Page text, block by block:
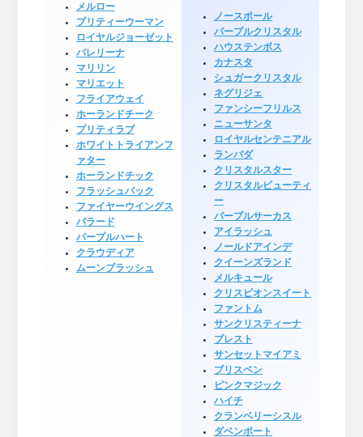
メルロー
プリティーウーマン
ロイヤルジョーゼット
バレリーナ
マリリン
マリエット
フライアウェイ
ホーランドチーク
プリティラブ
ホワイトトライアンフ
ァター
ホーランドチック
フラッシュバック
ファイヤーウイングス
バラード
パープルハート
クラウディア
ムーンブラッシュ
ノースポール
パープルクリスタル
ハウステンボス
カナスタ
シュガークリスタル
ネグリジェ
ファンシーフリルス
ニューサンタ
ロイヤルセンテニアル
ランバダ
クリスタルスター
クリスタルビューティ
ー
パープルサーカス
アイラッシュ
ノールドアインデ
クイーンズランド
メルキュール
クリスピオンスイート
ファントム
サンクリスティーナ
ブレスト
サンセットマイアミ
ブリスベン
ピンクマジック
ハイチ
クランベリーシスル
ダベンポート